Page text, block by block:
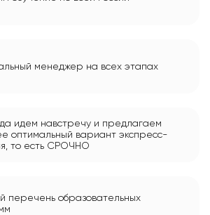
менеджер на всех этапах
идем навстречу и предлагаем
оптимальный вариант экспресс-
то есть СРОЧНО
перечень образовательных